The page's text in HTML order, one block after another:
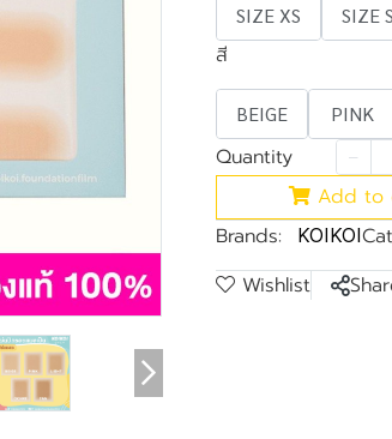
SIZE XS SIZE S
สี
BEIGE PINK
Quantity
Add to
Brands:
KOIKOI
Wishlist